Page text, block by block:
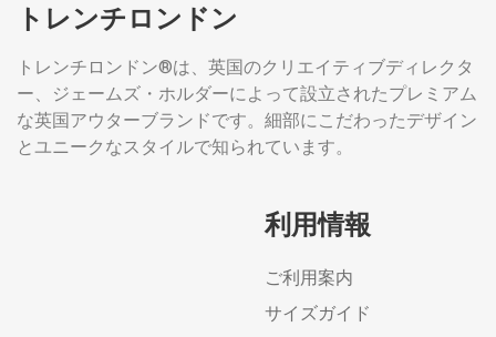
トレンチロンドン
トレンチロンドン®は、英国のクリエイティブディレクタ
ー、ジェームズ・ホルダーによって設立されたプレミアム
な英国アウターブランドです。細部にこだわったデザイン
とユニークなスタイルで知られています。
利用情報
ご利用案内
サイズガイド